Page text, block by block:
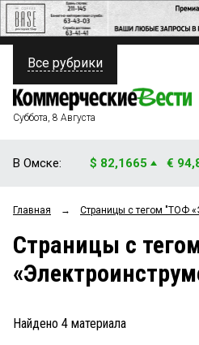
ПОЛИТИКА
ФИНАНСЫ
ОБЩЕСТВО
ЗАКОН
НОВОСТИ КОМПАНИЙ
ПРОИСШЕСТВИЯ
Все рубрики
Суббота, 8 Августа
В Омске: $ 82,1665 €
Главная → Страницы c тегом "ТОФ
Страницы c
Найдено 4 материала